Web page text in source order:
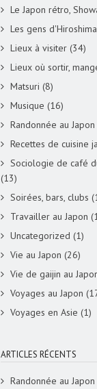
Le Japon rétro,
Les gens d'Hiroshima
Lieux à visiter (34)
Lieux où sortir,
Matsuri (8)
Musique (16)
Randonnée au Japon
Recettes de cuisine
Sociologie de café
(13)
Soirées, bars, clubs
Travailler au Japon
Uncategorized (1)
Vie au Japon (26)
Vie de gaijin au
Voyages au Japon
Voyages en Asie (1)
ARTICLES RÉCENTS
Randonnée au